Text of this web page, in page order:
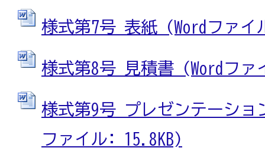
様式第7号 表紙 (Wordファイ
様式第8号 見積書 (Wordファ
様式第9号 プレゼンテーショ
ファイル: 15.8KB)